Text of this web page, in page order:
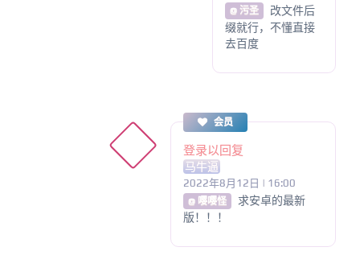
@ 污圣
改文件后
缀就行，不懂直接
去百度
会员
登录以回复
马牛逼
2022年8月12日 | 16:00
@ 嘤嘤怪
求安卓的最新
版！！！